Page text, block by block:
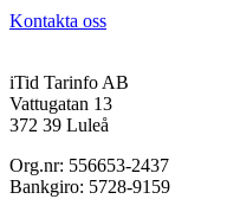
Kontakta oss
iTid Tarinfo AB
Vattugatan 13
372 39 Luleå
Org.nr: 556653-2437
Bankgiro: 5728-9159